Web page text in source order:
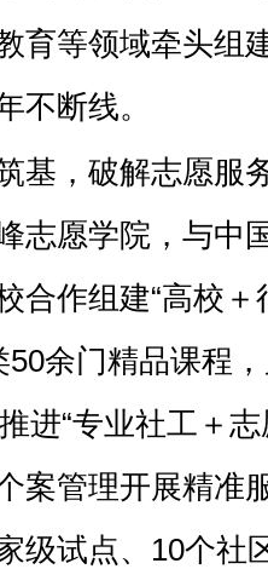
育等领域牵头组
不断线。
基，破解志愿服
志愿学院，与中
合作组建“高校＋
余门精品课程
进“专业社工＋
案管理开展精准
级试点、10个社